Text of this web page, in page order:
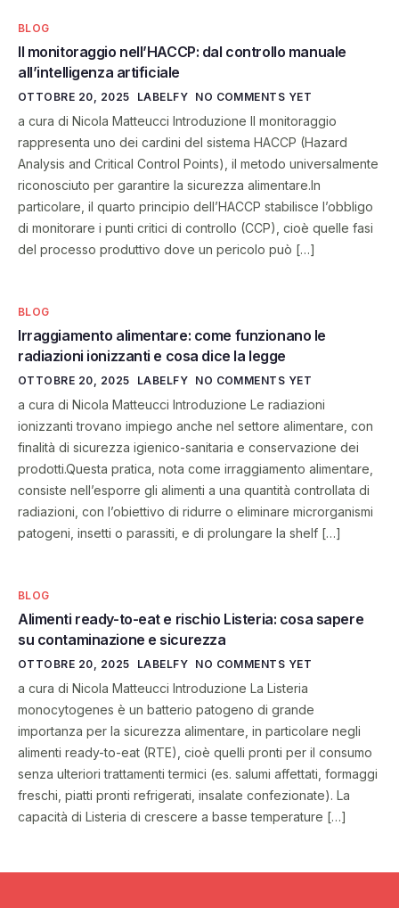
BLOG
Il monitoraggio nell’HACCP: dal controllo manuale
all’intelligenza artificiale
OTTOBRE 20, 2025 LABELFY NO COMMENTS YET
a cura di Nicola Matteucci Introduzione Il monitoraggio
rappresenta uno dei cardini del sistema HACCP (Hazard
Analysis and Critical Control Points), il metodo universalmente
riconosciuto per garantire la sicurezza alimentare.In
particolare, il quarto principio dell’HACCP stabilisce l’obbligo
di monitorare i punti critici di controllo (CCP), cioè quelle fasi
del processo produttivo dove un pericolo può […]
BLOG
Irraggiamento alimentare: come funzionano le
radiazioni ionizzanti e cosa dice la legge
OTTOBRE 20, 2025 LABELFY NO COMMENTS YET
a cura di Nicola Matteucci Introduzione Le radiazioni
ionizzanti trovano impiego anche nel settore alimentare, con
finalità di sicurezza igienico-sanitaria e conservazione dei
prodotti.Questa pratica, nota come irraggiamento alimentare,
consiste nell’esporre gli alimenti a una quantità controllata di
radiazioni, con l’obiettivo di ridurre o eliminare microrganismi
patogeni, insetti o parassiti, e di prolungare la shelf […]
BLOG
Alimenti ready-to-eat e rischio Listeria: cosa sapere
su contaminazione e sicurezza
OTTOBRE 20, 2025 LABELFY NO COMMENTS YET
a cura di Nicola Matteucci Introduzione La Listeria
monocytogenes è un batterio patogeno di grande
importanza per la sicurezza alimentare, in particolare negli
alimenti ready-to-eat (RTE), cioè quelli pronti per il consumo
senza ulteriori trattamenti termici (es. salumi affettati, formaggi
freschi, piatti pronti refrigerati, insalate confezionate). La
capacità di Listeria di crescere a basse temperature […]